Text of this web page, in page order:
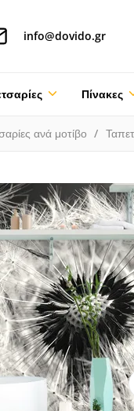
info@dovido.gr
Πίνακες
ανά μοτίβο